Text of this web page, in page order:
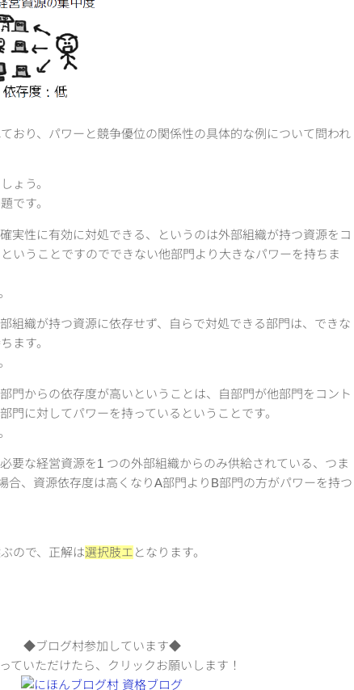
おり、パワーと競争優位の関係性の具体的な例について問われ
ょう。
です。
実性に有効に対処できる、というのは外部組織が持つ資源をコ
いうことですのでできない他部門より大きなパワーを持ちま
組織が持つ資源に依存せず、自らで対処できる部門は、できな
ます。
門からの依存度が高いということは、自部門が他部門をコント
門に対してパワーを持っているということです。
要な経営資源を1 つの外部組織からのみ供給されている、つま
合、資源依存度は高くなりA部門よりB部門の方がパワーを持つ
ので、正解は選択肢エ となります。
◆ブログ村参加しています◆
ていただけたら、クリックお願いします！